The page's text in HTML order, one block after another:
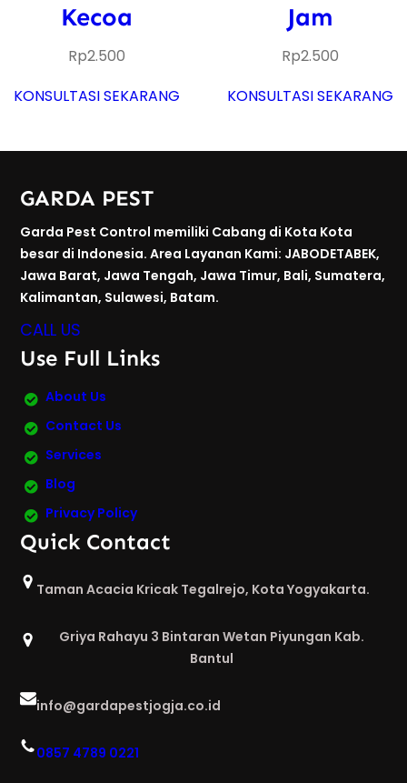
Kecoa
Rp2.500
KONSULTASI SEKARANG
Jam
Rp2.500
KONSULTASI SEKARANG
GARDA PEST
Garda Pest Control memiliki Cabang di Kota Kota
besar di Indonesia. Area Layanan Kami: JABODETABEK,
Jawa Barat, Jawa Tengah, Jawa Timur, Bali, Sumatera,
Kalimantan, Sulawesi, Batam.
CALL US
Use Full Links
About Us
Contact Us
Services
Blog
Privacy Policy
Quick Contact
Taman Acacia Kricak Tegalrejo, Kota Yogyakarta.
Griya Rahayu 3 Bintaran Wetan Piyungan Kab.
Bantul
info@gardapestjogja.co.id
0857 4789 0221